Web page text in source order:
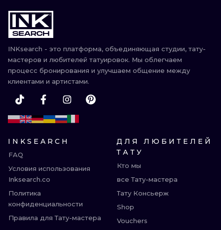
INKsearch - это платформа, объединяющая студии, тату-
мастеров и любителей татуировок. Мы облегчаем
процесс бронирования и улучшаем общение между
клиентами и артистами.
INKSEARCH
FAQ
Условия использования
Inksearch.co
Политика
конфиденциальности
Правила для Тату-мастера
ДЛЯ ЛЮБИТЕЛЕЙ
ТАТУ
Кто мы
все Тату-мастера
Тату Консьерж
Shop
Vouchers